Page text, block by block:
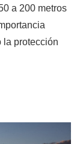
a 200 metros
la protección